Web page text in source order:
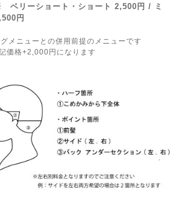
ベリーショート・ショート 2,500円 / ミ
円
メニューとの併用前提のメニューです
格+2,000円になります